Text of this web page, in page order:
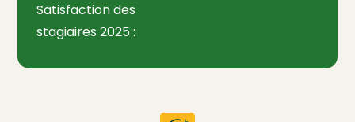
Satisfaction des
stagiaires 2025 :